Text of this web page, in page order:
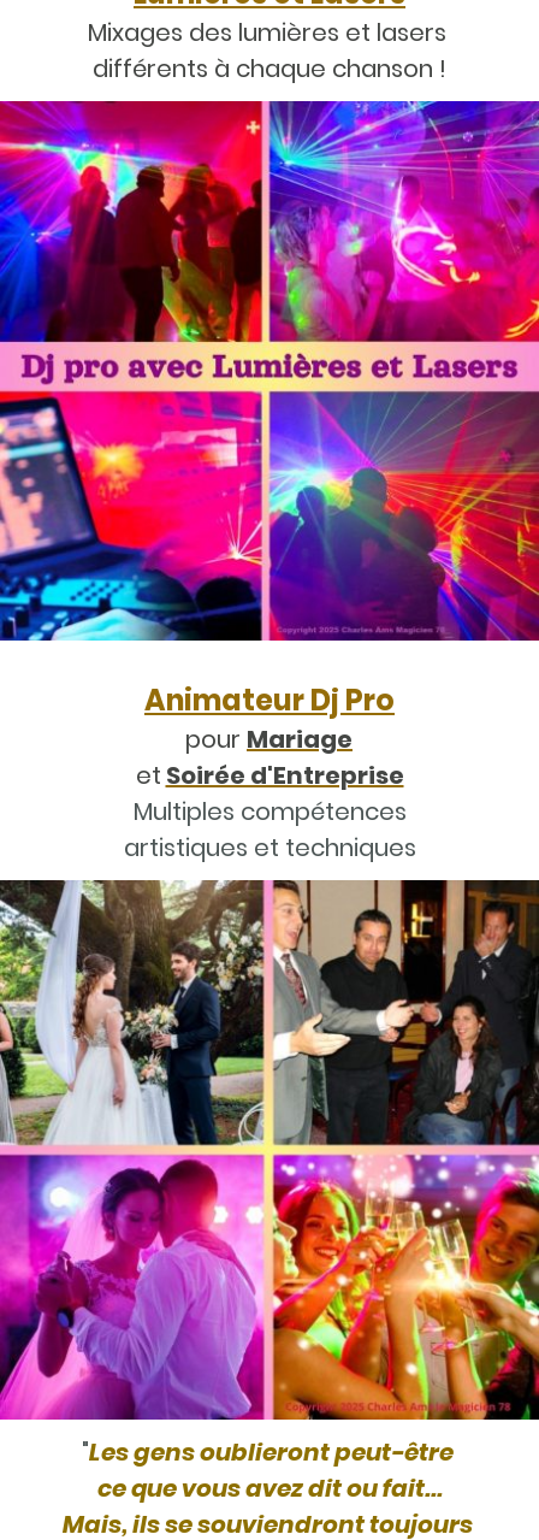
Mixages des lumières et lasers
différents à chaque chanson !
Animateur Dj Pro
pour Mariage
et Soirée d'Entreprise
Multiples compétences
artistiques et techniques
"Les gens oublieront peut-être
ce que vous avez dit ou fait...
Mais, ils se souviendront toujours